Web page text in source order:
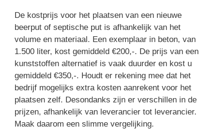
De kostprijs voor het plaatsen van een nieuwe
beerput of septische put is afhankelijk van het
volume en materiaal. Een exemplaar in beton, van
1.500 liter, kost gemiddeld €200,-. De prijs van een
kunststoffen alternatief is vaak duurder en kost u
gemiddeld €350,-. Houdt er rekening mee dat het
bedrijf mogelijks extra kosten aanrekent voor het
plaatsen zelf. Desondanks zijn er verschillen in de
prijzen, afhankelijk van leverancier tot leverancier.
Maak daarom een slimme vergelijking.